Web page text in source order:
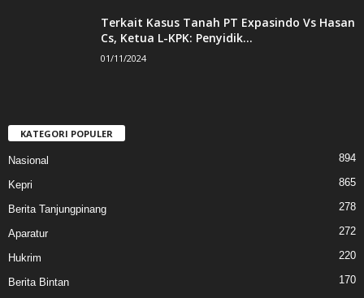
Terkait Kasus Tanah PT Expasindo Vs Hasan
Cs, Ketua L-KPK: Penyidik...
01/11/2024
KATEGORI POPULER
Nasional 894
Kepri 865
Berita Tanjungpinang 278
Aparatur 272
Hukrim 220
Berita Bintan
170